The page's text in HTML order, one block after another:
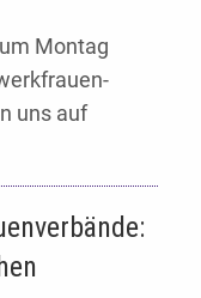
Montag
uns auf